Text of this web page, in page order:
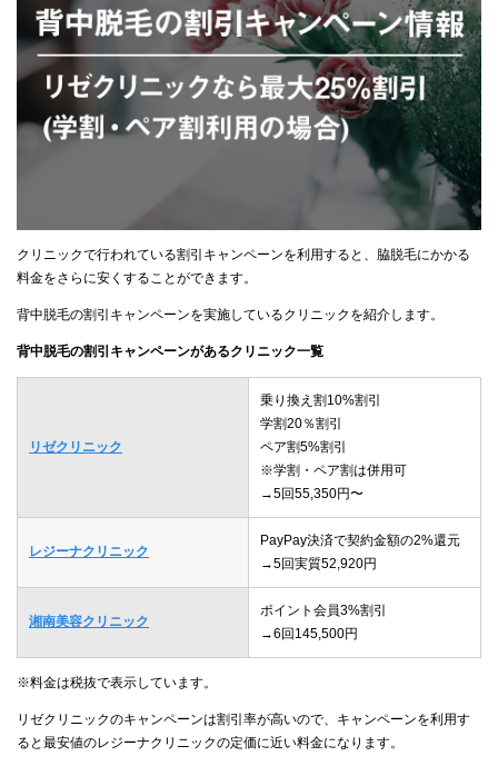
クリニックで行われている割引キャンペーンを利用すると、脇脱毛にかかる
料金をさらに安くすることができます。
背中脱毛の割引キャンペーンを実施しているクリニックを紹介します。
背中脱毛の割引キャンペーンがあるクリニック一覧
リゼクリニック
乗り換え割10%割引
学割20％割引
ペア割5%割引
※学割・ペア割は併用可
→5回55,350円〜
レジーナクリニック
PayPay決済で契約金額の2%還元
→5回実質52,920円
湘南美容クリニック
ポイント会員3%割引
→6回145,500円
※料金は税抜で表示しています。
リゼクリニックのキャンペーンは割引率が高いので、キャンペーンを利用す
ると最安値のレジーナクリニックの定価に近い料金になります。